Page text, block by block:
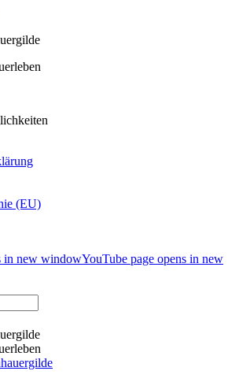
(EU)
in new windowYouTube page opens in new